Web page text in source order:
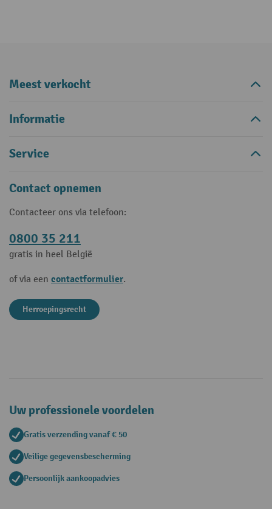
Meest verkocht
Informatie
Service
Contact opnemen
Contacteer ons via telefoon:
0800 35 211
gratis in heel België
of via een contactformulier.
Herroepingsrecht
Uw professionele voordelen
Gratis verzending vanaf € 50
Veilige gegevensbescherming
Persoonlijk aankoopadvies